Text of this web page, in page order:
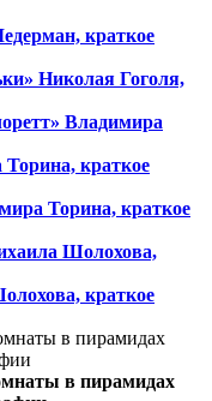
краткое
Николая Гоголя,
Владимира
краткое
Торина, краткое
Шолохова,
краткое
в пирамидах